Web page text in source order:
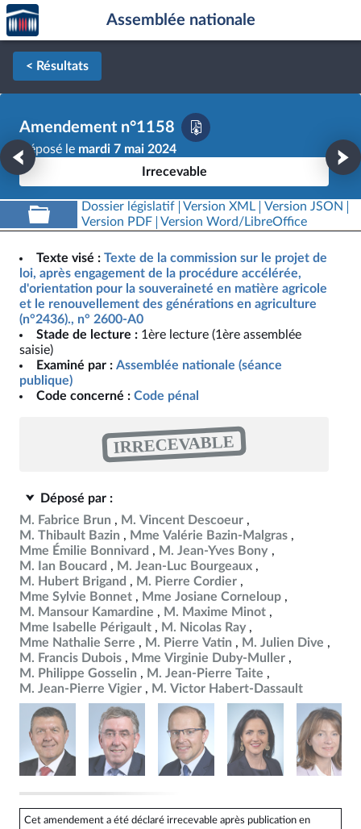
Aller au contenu
Aller en bas de la page
Accèder
à la
page
d'accueil
Assemblée nationale
< Résultats
Amendement n°1158
Déposé le mardi 7 mai 2024
Irrecevable
Dossier législatif Version XML
Version JSON
Version PDF
Version Word/LibreOffice
Texte visé : Texte de la commission sur le projet de
loi, après engagement de la procédure accélérée,
d'orientation pour la souveraineté en matière agricole
et le renouvellement des générations en agriculture
(n°2436)., n° 2600-A0
Stade de lecture : 1ère lecture (1ère assemblée
saisie)
Examiné par : Assemblée nationale (séance
publique)
Code concerné : Code pénal
IRRECEVABLE
Déposé par :
M. Fabrice Brun
M. Vincent Descoeur
M. Thibault Bazin
Mme Valérie Bazin-Malgras
Mme Émilie Bonnivard
M. Jean-Yves Bony
M. Ian Boucard
M. Jean-Luc Bourgeaux
M. Hubert Brigand
M. Pierre Cordier
Mme Sylvie Bonnet
Mme Josiane Corneloup
M. Mansour Kamardine
M. Maxime Minot
Mme Isabelle Périgault
M. Nicolas Ray
Mme Nathalie Serre
M. Pierre Vatin
M. Julien Dive
M. Francis Dubois
Mme Virginie Duby-Muller
M. Philippe Gosselin
M. Jean-Pierre Taite
M. Jean-Pierre Vigier
M. Victor Habert-Dassault
Cet amendement a été déclaré irrecevable après publication en